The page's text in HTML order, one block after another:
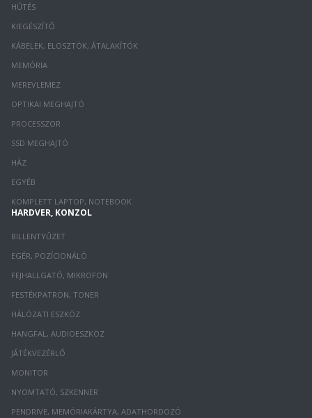
HŰTÉS
KIEGÉSZÍTŐ
KÁBELEK, ELOSZTÓK, ÁTALAKÍTÓK
MEMÓRIA
MEREVLEMEZ
OPTIKAI MEGHAJTÓ
PROCESSZOR
SSD MEGHAJTÓ
HÁZ
EGYÉB
KOMPLETT LAPTOP, NOTEBOOK
HARDVER, KONZOL
BILLENTYŰZET
EGÉR, POZÍCIONÁLÓ
FEJHALLGATÓ, MIKROFON
FESTÉKPATRON, TONER
HÁLÓZATI ESZKÖZ
HANGFAL, AUDIOESZKÖZ
JÁTÉKVEZÉRLŐ
MONITOR
NYOMTATÓ, SZKENNER
PENDRIVE, MEMÓRIAKÁRTYA, ADATHORDOZÓ